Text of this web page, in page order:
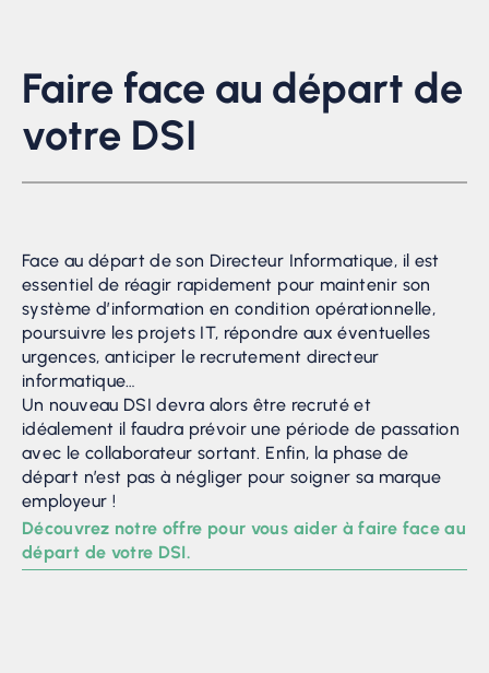
Faire face au départ de
votre DSI
Face au départ de son Directeur Informatique, il est
essentiel de réagir rapidement pour maintenir son
système d’information en condition opérationnelle,
poursuivre les projets IT, répondre aux éventuelles
urgences, anticiper le recrutement directeur
informatique…
Un nouveau DSI devra alors être recruté et
idéalement il faudra prévoir une période de passation
avec le collaborateur sortant. Enfin, la phase de
départ n’est pas à négliger pour soigner sa marque
employeur !
Découvrez notre offre pour vous aider à faire face au
départ de votre DSI.